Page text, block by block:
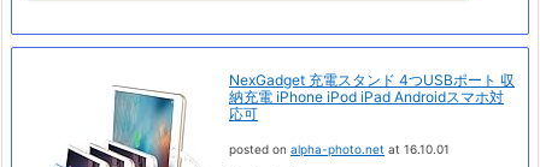
NexGadget 充電スタンド 4つUSBポート 収
納充電 iPhone iPod iPad Androidスマホ対
応可
posted on alpha-photo.net at 16.10.01